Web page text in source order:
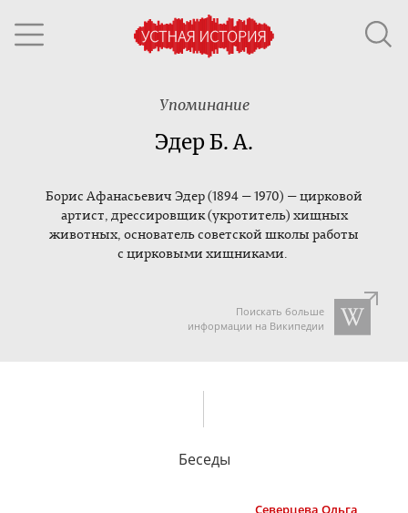
Упоминание
Эдер Б. А.
Борис АфанасьевичЭдер (1894 — 1970) — цирковой
артист, дрессировщик (укротитель) хищных
животных, основатель советской школы работы
с цирковыми хищниками.
Поискать больше
информации на Википедии
Беседы
Северцева Ольга